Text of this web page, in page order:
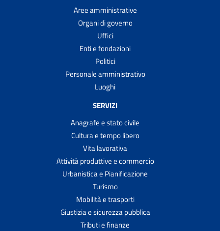
Aree amministrative
Organi di governo
Uffici
Enti e fondazioni
Politici
Personale amministrativo
Luoghi
SERVIZI
Anagrafe e stato civile
Cultura e tempo libero
Vita lavorativa
Attività produttive e commercio
Urbanistica e Pianificazione
Turismo
Mobilità e trasporti
Giustizia e sicurezza pubblica
Tributi e finanze